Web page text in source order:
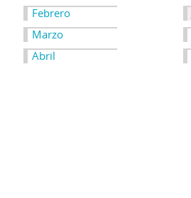
Febrero
Marzo
Abril